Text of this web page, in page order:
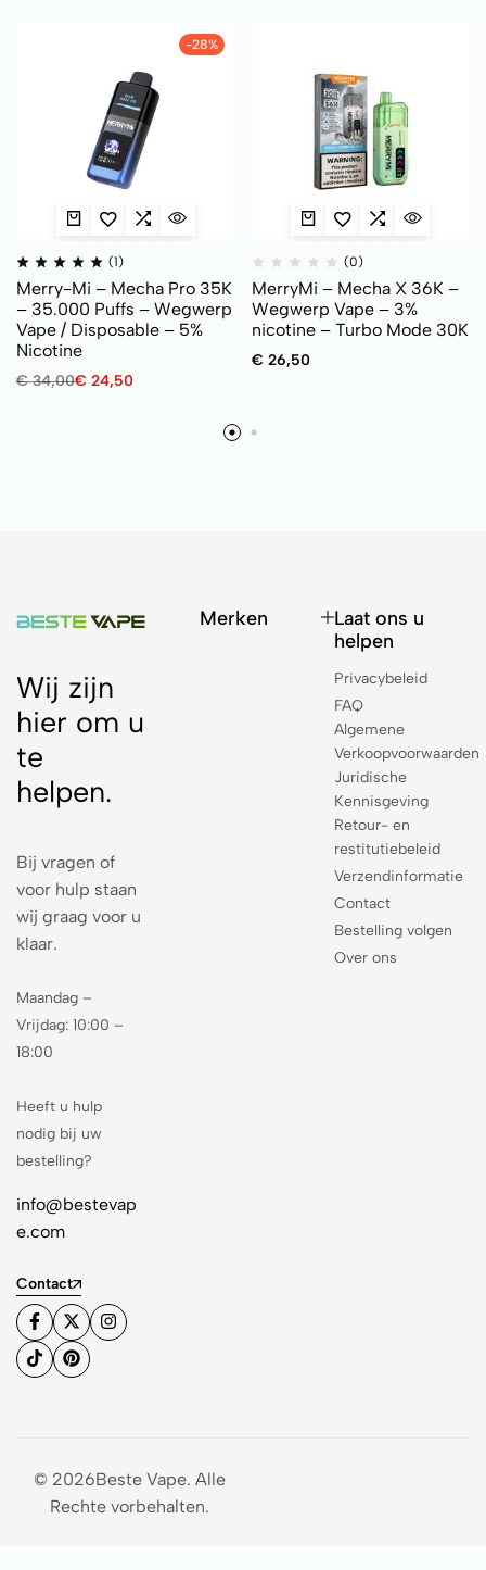
-28%
(1)
Merry-Mi – Mecha Pro 35K
– 35.000 Puffs – Wegwerp
Vape / Disposable – 5%
Nicotine
€34,00€ 24,50
(0)
MerryMi – Mecha X 36K –
Wegwerp Vape – 3%
nicotine – Turbo Mode 30K
€ 26,50
Wij zijn
hier om u
te
helpen.
Bij vragen of
voor hulp staan
wij graag voor u
klaar.
Maandag –
Vrijdag: 10:00 –
18:00
Heeft u hulp
nodig bij uw
bestelling?
info@bestevap
e.com
Contact
Merken
Laat ons u
helpen
Privacybeleid
FAQ
Algemene
Verkoopvoorwaarden
Juridische
Kennisgeving
Retour- en
restitutiebeleid
Verzendinformatie
Contact
Bestelling volgen
Over ons
© 2026Beste Vape. Alle
Rechte vorbehalten.